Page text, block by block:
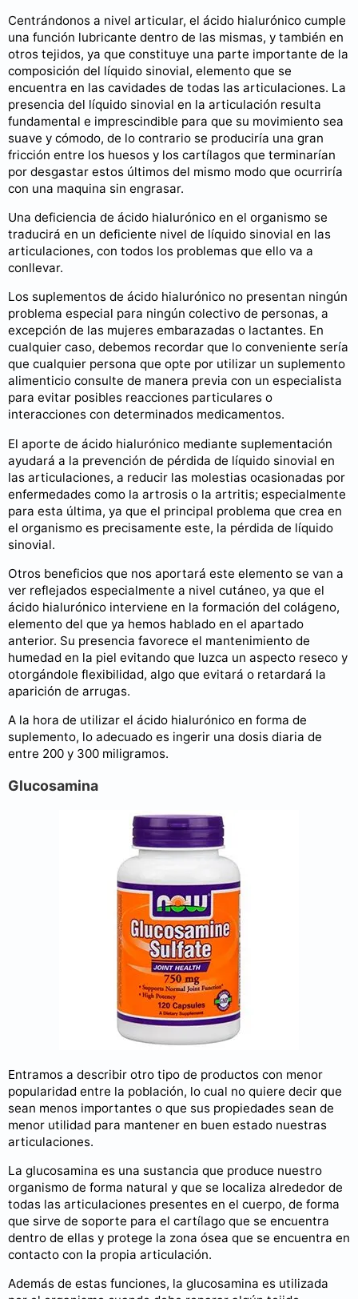
Centrándonos a nivel articular, el ácido hialurónico cumple
una función lubricante dentro de las mismas, y también en
otros tejidos, ya que constituye una parte importante de la
composición del líquido sinovial, elemento que se
encuentra en las cavidades de todas las articulaciones. La
presencia del líquido sinovial en la articulación resulta
fundamental e imprescindible para que su movimiento sea
suave y cómodo, de lo contrario se produciría una gran
fricción entre los huesos y los cartílagos que terminarían
por desgastar estos últimos del mismo modo que ocurriría
con una maquina sin engrasar.
Una deficiencia de ácido hialurónico en el organismo se
traducirá en un deficiente nivel de líquido sinovial en las
articulaciones, con todos los problemas que ello va a
conllevar.
Los suplementos de ácido hialurónico no presentan ningún
problema especial para ningún colectivo de personas, a
excepción de las mujeres embarazadas o lactantes. En
cualquier caso, debemos recordar que lo conveniente sería
que cualquier persona que opte por utilizar un suplemento
alimenticio consulte de manera previa con un especialista
para evitar posibles reacciones particulares o
interacciones con determinados medicamentos.
El aporte de ácido hialurónico mediante suplementación
ayudará a la prevención de pérdida de líquido sinovial en
las articulaciones, a reducir las molestias ocasionadas por
enfermedades como la artrosis o la artritis; especialmente
para esta última, ya que el principal problema que crea en
el organismo es precisamente este, la pérdida de líquido
sinovial.
Otros beneficios que nos aportará este elemento se van a
ver reflejados especialmente a nivel cutáneo, ya que el
ácido hialurónico interviene en la formación del colágeno,
elemento del que ya hemos hablado en el apartado
anterior. Su presencia favorece el mantenimiento de
humedad en la piel evitando que luzca un aspecto reseco y
otorgándole flexibilidad, algo que evitará o retardará la
aparición de arrugas.
A la hora de utilizar el ácido hialurónico en forma de
suplemento, lo adecuado es ingerir una dosis diaria de
entre 200 y 300 miligramos.
Glucosamina
Entramos a describir otro tipo de productos con menor
popularidad entre la población, lo cual no quiere decir que
sean menos importantes o que sus propiedades sean de
menor utilidad para mantener en buen estado nuestras
articulaciones.
La glucosamina es una sustancia que produce nuestro
organismo de forma natural y que se localiza alrededor de
todas las articulaciones presentes en el cuerpo, de forma
que sirve de soporte para el cartílago que se encuentra
dentro de ellas y protege la zona ósea que se encuentra en
contacto con la propia articulación.
Además de estas funciones, la glucosamina es utilizada